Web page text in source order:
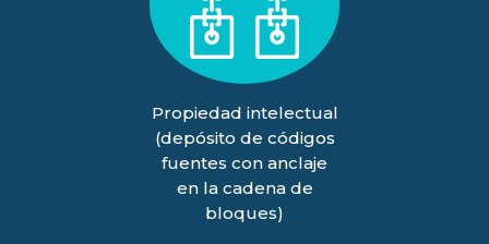
Propiedad intelectual
(depósito de códigos
fuentes con anclaje
en la cadena de
bloques)